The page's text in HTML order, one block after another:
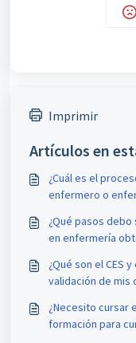
Imprimir
Artículos en
¿Cuál es el
enfermero o
¿Qué pasos
en enfermería
¿Qué son el CES
validación de mis
¿Necesito cursar
formación para